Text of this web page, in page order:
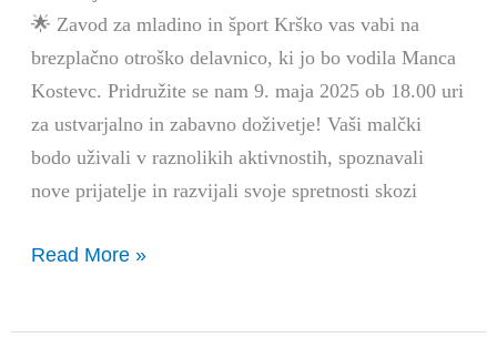
🌟 Zavod za mladino in šport Krško vas vabi na
brezplačno otroško delavnico, ki jo bo vodila Manca
Kostevc. Pridružite se nam 9. maja 2025 ob 18.00 uri
za ustvarjalno in zabavno doživetje! Vaši malčki
bodo uživali v raznolikih aktivnostih, spoznavali
nove prijatelje in razvijali svoje spretnosti skozi
igre
Read More »